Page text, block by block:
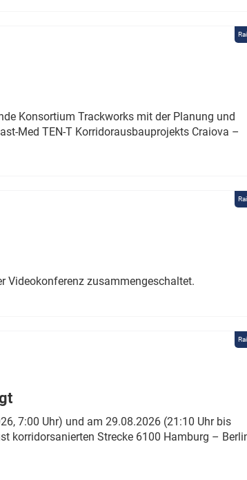
Konsortium Trackworks mit der Planung und
Med TEN-T Korridorausbauprojekts Craiova –
Videokonferenz zusammengeschaltet.
7:00 Uhr) und am 29.08.2026 (21:10 Uhr bis
korridorsanierten Strecke 6100 Hamburg –